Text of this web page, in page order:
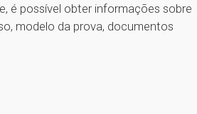
é possível obter informações sobre
modelo da prova, documentos